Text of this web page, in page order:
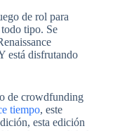
de rol para
tipo. Se
está disfrutando
de crowdfunding
tiempo, este
esta edición